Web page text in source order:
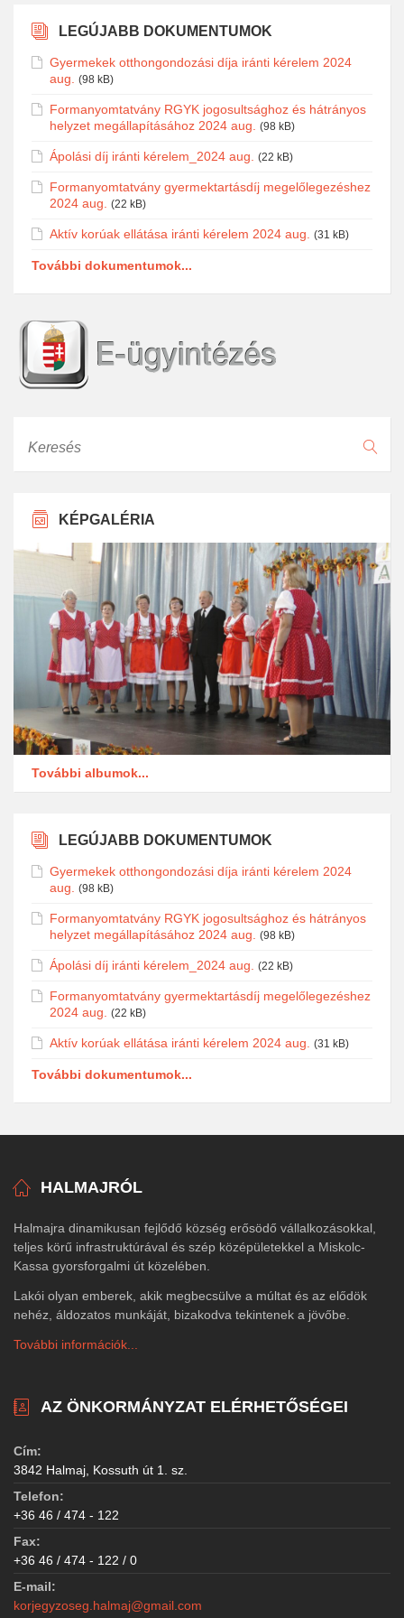
LEGÚJABB DOKUMENTUMOK
Gyermekek otthongondozási díja iránti kérelem 2024
aug. (98 kB)
Formanyomtatvány RGYK jogosultsághoz és hátrányos
helyzet megállapításához 2024 aug. (98 kB)
Ápolási díj iránti kérelem_2024 aug. (22 kB)
Formanyomtatvány gyermektartásdíj megelőlegezéshez
2024 aug. (22 kB)
Aktív korúak ellátása iránti kérelem 2024 aug. (31 kB)
További dokumentumok...
KÉPGALÉRIA
További albumok...
LEGÚJABB DOKUMENTUMOK
Gyermekek otthongondozási díja iránti kérelem 2024
aug. (98 kB)
Formanyomtatvány RGYK jogosultsághoz és hátrányos
helyzet megállapításához 2024 aug. (98 kB)
Ápolási díj iránti kérelem_2024 aug. (22 kB)
Formanyomtatvány gyermektartásdíj megelőlegezéshez
2024 aug. (22 kB)
Aktív korúak ellátása iránti kérelem 2024 aug. (31 kB)
További dokumentumok...
HALMAJRÓL
Halmajra dinamikusan fejlődő község erősödő vállalkozásokkal,
teljes körű infrastruktúrával és szép középületekkel a Miskolc-
Kassa gyorsforgalmi út közelében.
Lakói olyan emberek, akik megbecsülve a múltat és az elődök
nehéz, áldozatos munkáját, bizakodva tekintenek a jövőbe.
További információk...
AZ ÖNKORMÁNYZAT ELÉRHETŐSÉGEI
Cím:
3842 Halmaj, Kossuth út 1. sz.
Telefon:
+36 46 / 474 - 122
Fax:
+36 46 / 474 - 122 / 0
E-mail:
korjegyzoseg.halmaj@gmail.com